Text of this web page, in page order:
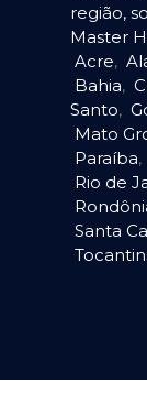
região,
Master
Acre,
Bahia,
Santo,
Mato
Paraíba,
Rio de
Santa